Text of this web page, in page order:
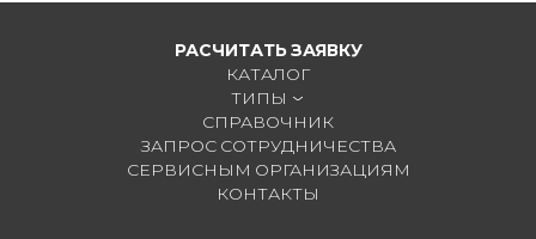
РАСЧИТАТЬ ЗАЯВКУ
КАТАЛОГ
ТИПЫ
СПРАВОЧНИК
ЗАПРОС СОТРУДНИЧЕСТВА
СЕРВИСНЫМ ОРГАНИЗАЦИЯМ
КОНТАКТЫ